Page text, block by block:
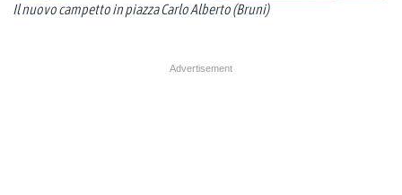
Il nuovo campetto in piazza Carlo Alberto (Bruni)